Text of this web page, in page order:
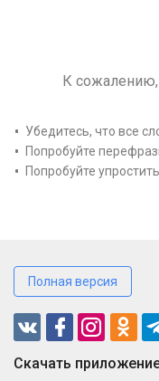
К сожалению,
Убедитесь, что все
Попробуйте
Попробуйте
Полная версия
Cкачать